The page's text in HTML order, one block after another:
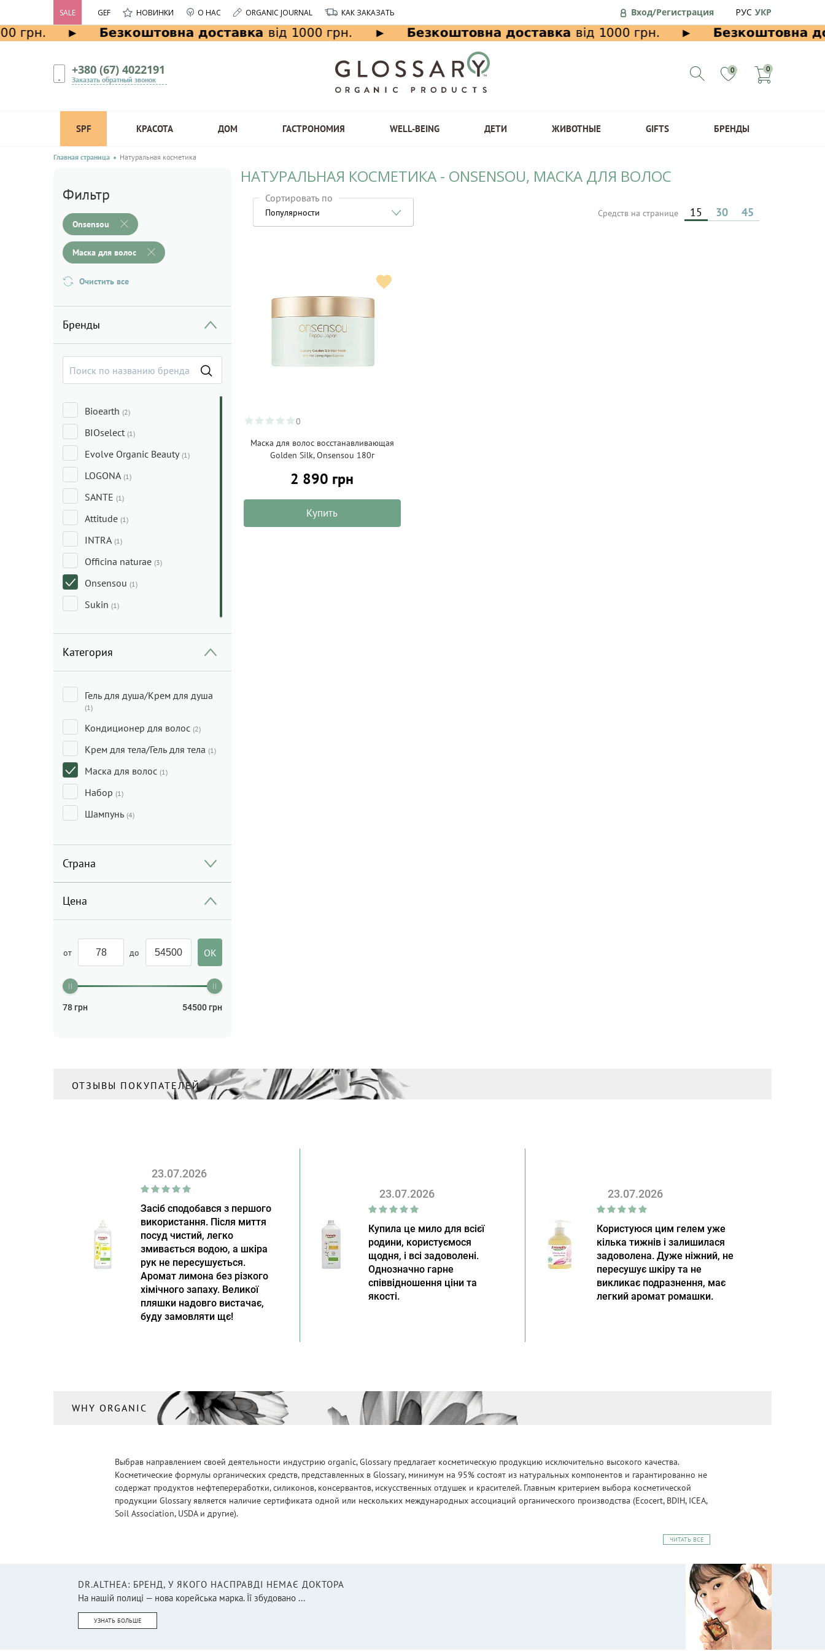
SALE GEF НОВИНКИ О НАС ORGANIC JOURNAL КАК ЗАКАЗАТЬ Вход/Регистрация РУС УКР
+380 (67) 4022191
Заказать обратный звонок
0 0
SPF КРАСОТА ДОМ ГАСТРОНОМИЯ WELL-BEING ДЕТИ ЖИВОТНЫЕ GIFTS БРЕНДЫ
Главная страница Натуральная косметика
Фильтр
Onsensou
Маска для волос
Очистить все
Бренды
Bioearth (2)
BIOselect (1)
Evolve Organic Beauty (1)
LOGONA (1)
SANTE (1)
Attitude (1)
INTRA (1)
Officina naturae (3)
Onsensou (1)
Sukin (1)
Категория
Гель для душа/Крем для душа
(1)
Кондиционер для волос (2)
Крем для тела/Гель для тела (1)
Маска для волос (1)
Набор (1)
Шампунь (4)
Страна
Цена
от до
78 грн 54500 грн
НАТУРАЛЬНАЯ КОСМЕТИКА - ONSENSOU, МАСКА ДЛЯ ВОЛОС
Сортировать по
Популярности Средств на странице 15 30 45
0
Маска для волос восстанавливающая
Golden Silk, Onsensou 180г
2 890 грн
Купить
ОТЗЫВЫ ПОКУПАТЕЛЕЙ
23.07.2026
Засіб сподобався з першого
використання. Після миття
посуд чистий, легко
змивається водою, а шкіра
рук не пересушується.
Аромат лимона без різкого
хімічного запаху. Великої
пляшки надовго вистачає,
буду замовляти щє!
23.07.2026
Купила це мило для всієї
родини, користуємося
щодня, і всі задоволені.
Однозначно гарне
співвідношення ціни та
якості.
23.07.2026
Користуюся цим гелем уже
кілька тижнів і залишилася
задоволена. Дуже ніжний, не
пересушує шкіру та не
викликає подразнення, має
легкий аромат ромашки.
WHY ORGANIC
Выбрав направлением своей деятельности индустрию organic, Glossary предлагает косметическую продукцию исключительно высокого качества.
Косметические формулы органических средств, представленных в Glossary, минимум на 95% состоят из натуральных компонентов и гарантированно не
содержат продуктов нефтепереработки, силиконов, консервантов, искусственных отдушек и красителей. Главным критерием выбора косметической
продукции Glossary является наличие сертификата одной или нескольких международных ассоциаций органического производства (Ecocert, BDIH, ICEA,
Soil Association, USDA и другие).
ЧИТАТЬ ВСЕ
DR.ALTHEA: БРЕНД, У ЯКОГО НАСПРАВДІ НЕМАЄ ДОКТОРА
На нашій полиці — нова корейська марка. Її збудовано ...
УЗНАТЬ БОЛЬШЕ